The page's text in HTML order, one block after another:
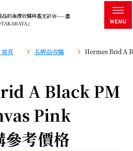
品的高價收購與鑑定評估——盡
」
頁 名牌品收購 Hermes Brid A
A Black PM
Pink
參考價格